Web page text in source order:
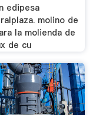
edipesa
molino de
la molienda de
de cu